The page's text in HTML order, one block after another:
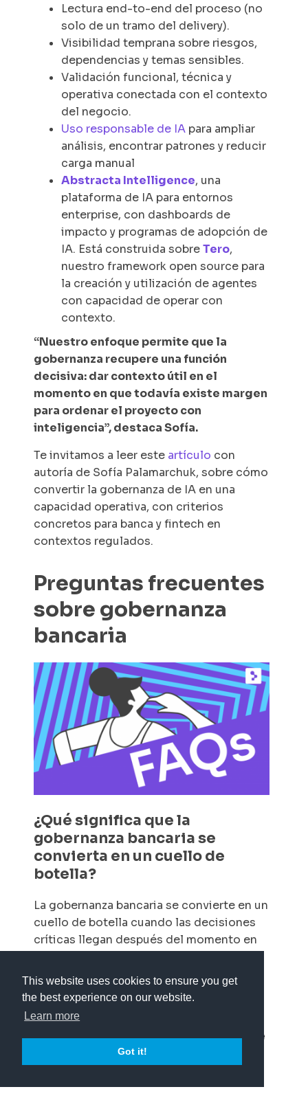
This website uses cookies to ensure you get
the best experience on our website.
Learn more
Got it!
Lectura end-to-end del proceso (no
solo de un tramo del delivery).
Visibilidad temprana sobre riesgos,
dependencias y temas sensibles.
Validación funcional, técnica y
operativa conectada con el contexto
del negocio.
Uso responsable de IA para ampliar
análisis, encontrar patrones y reducir
carga manual
Abstracta Intelligence, una
plataforma de IA para entornos
enterprise, con dashboards de
impacto y programas de adopción de
IA. Está construida sobreTero,
nuestro framework open source para
la creación y utilización de agentes
con capacidad de operar con
contexto.
“Nuestro enfoque permite que la
gobernanza recupere una función
decisiva: dar contexto útil en el
momento en que todavía existe margen
para ordenar el proyecto con
inteligencia”, destaca Sofía.
Te invitamos a leer este artículo con
autoría de Sofía Palamarchuk, sobre cómo
convertir la gobernanza de IA en una
capacidad operativa, con criterios
concretos para banca y fintech en
contextos regulados.
Preguntas frecuentes
sobre gobernanza
bancaria
¿Qué significa que la
gobernanza bancaria se
convierta en un cuello de
botella?
La gobernanza bancaria se convierte en un
cuello de botella cuando las decisiones
críticas llegan después del momento en
Eso aumenta el retrabajo, debilita el foco
y reduce margen para proteger calidad,
operación y tiempos.
¿Cómo identificar un cuello de
botella de gobernanza en un